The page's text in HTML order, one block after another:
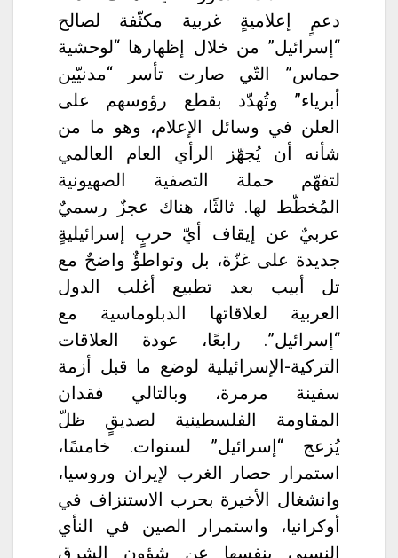
دعمٍ إعلاميةٍ غربية مكثّفة لصالح
“إسرائيل” من خلال إظهارها “لوحشية
حماس” التّي صارت تأسر “مدنيّين
أبرياء” وتُهدّد بقطع رؤوسهم على
العلن في وسائل الإعلام، وهو ما من
شأنه أن يُجهّز الرأي العام العالمي
لتفهّم حملة التصفية الصهيونية
المُخطّط لها. ثالثًا، هناك عجزٌ رسميٌ
عربيٌ عن إيقاف أيّ حربٍ إسرائيليةٍ
جديدة على غزّة، بل وتواطؤٌ واضحٌ مع
تل أبيب بعد تطبيع أغلب الدول
العربية لعلاقاتها الدبلوماسية مع
“إسرائيل”. رابعًا، عودة العلاقات
التركية-الإسرائيلية لوضع ما قبل أزمة
سفينة مرمرة، وبالتالي فقدان
المقاومة الفلسطينية لصديقٍ ظلّ
يُزعج “إسرائيل” لسنوات. خامسًا،
استمرار حصار الغرب لإيران وروسيا،
وانشغال الأخيرة بحرب الاستنزاف في
أوكرانيا، واستمرار الصين في النأي
النسبي بنفسها عن شؤون الشرق